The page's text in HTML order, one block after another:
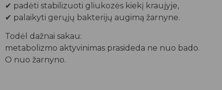
✔ padėti stabilizuoti gliukozės kiekį kraujyje,
✔ palaikyti gerųjų bakterijų augimą žarnyne.
Todėl dažnai sakau:
metabolizmo aktyvinimas prasideda ne nuo bado.
O nuo žarnyno.